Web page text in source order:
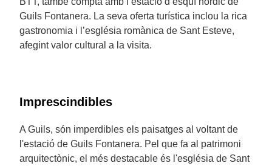
Guils Fontanera. La seva oferta turística inclou la rica
gastronomia i l’església romànica de Sant Esteve,
afegint valor cultural a la visita.
Imprescindibles
A Guils, són imperdibles els paisatges al voltant de
l'estació de Guils Fontanera. Pel que fa al patrimoni
arquitectònic, el més destacable és l'església de Sant